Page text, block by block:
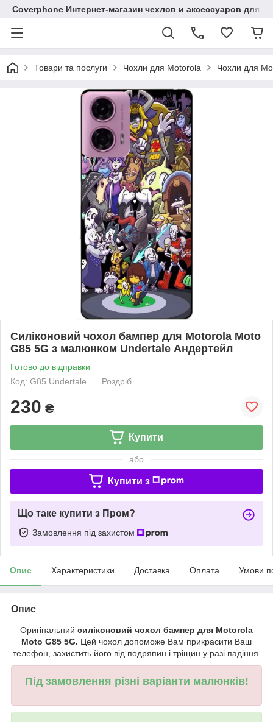
Coverphone Интернет-магазин чехлов и аксессуаров для
Товари та послуги Чохли для Motorola Чохли для
Силіконовий чохол бампер для Motorola Moto
G85 5G з малюнком Undertale Андертейл
Готово до відправки
Код: G85 Undertale
Роздріб
230 ₴
Купити
або
Купити з
Що таке купити з Пром?
Замовлення під захистом
Опис Характеристики Доставка Оплата Умови
Опис
Оригінальний силіконовий чохол бампер для Motorola
Moto G85 5G. Цей чохол допоможе Вам прикрасити Ваш
телефон, захистить його від подряпин і тріщин у разі падіння.
Під замовлення різні варіанти малюнків!